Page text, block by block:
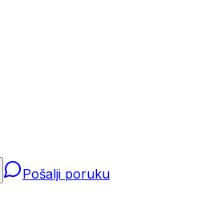
Pošalji poruku